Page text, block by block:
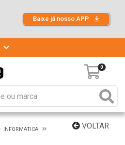
Baixe já nosso APP
0
VOLTAR
INFORMATICA